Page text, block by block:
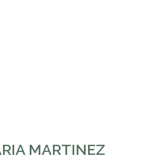
MARTINEZ